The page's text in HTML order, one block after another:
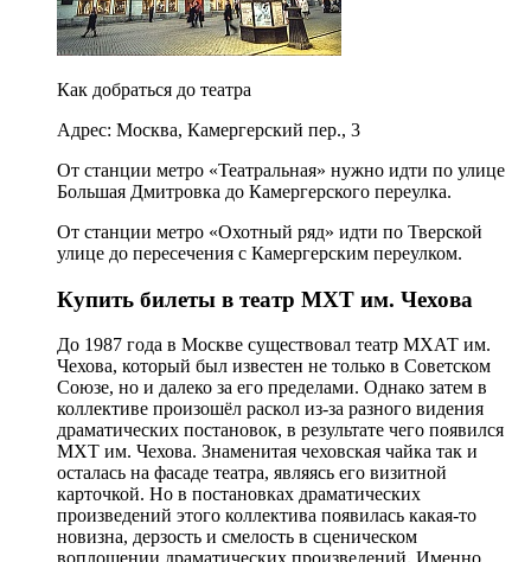
Как добраться до театра
Адрес: Москва, Камергерский пер., 3
От станции метро «Театральная» нужно идти по улице
Большая Дмитровка до Камергерского переулка.
От станции метро «Охотный ряд» идти по Тверской
улице до пересечения с Камергерским переулком.
Купить билеты в театр МХТ им. Чехова
До 1987 года в Москве существовал театр МХАТ им.
Чехова, который был известен не только в Советском
Союзе, но и далеко за его пределами. Однако затем в
коллективе произошёл раскол из-за разного видения
драматических постановок, в результате чего появился
МХТ им. Чехова. Знаменитая чеховская чайка так и
осталась на фасаде театра, являясь его визитной
карточкой. Но в постановках драматических
произведений этого коллектива появилась какая-то
новизна, дерзость и смелость в сценическом